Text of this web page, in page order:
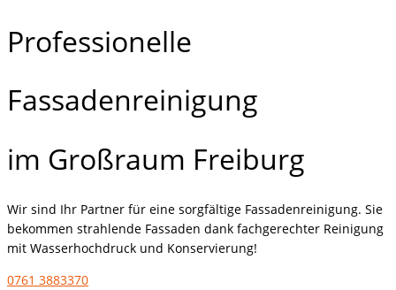
Professionelle
Fassadenreinigung
im Großraum Freiburg
Wir sind Ihr Partner für eine sorgfältige Fassadenreinigung. Sie
bekommen strahlende Fassaden dank fachgerechter Reinigung
mit Wasserhochdruck und Konservierung!
0761 3883370